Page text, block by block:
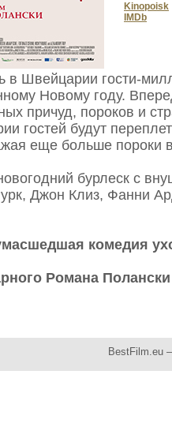
Kinopoisk
IMDb
в Швейцарии гости-
Новому году.
причуд, пороков и
гостей будут
еще больше пороки
бурлеск с
Джон Клиз, Фанни
комедия
Романа Полански
BestFilm.eu